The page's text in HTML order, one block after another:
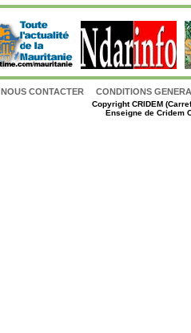
NOUS CONTACTER CONDITIONS
CopyrightCRIDEM
Enseigne de Cridem